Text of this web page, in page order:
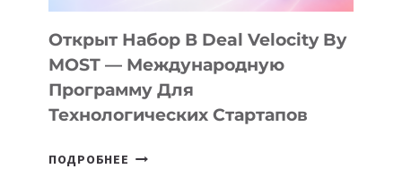
ПОДРОСТКАМ
БИЛЕТ
В
ПРЕДПРИНИМАТЕЛЬСТВО
Открыт Набор В Deal Velocity By
MOST — Международную
Программу Для
Технологических Стартапов
ПОДРОБНЕЕ ОТКРЫТ